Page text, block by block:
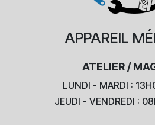
APPAREIL
ATELIER /
LUNDI - MARDI :
JEUDI - VENDREDI :